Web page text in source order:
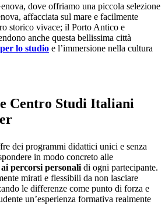
dove offriamo una piccola selezione
affacciata sul mare e facilmente
storico vivace; il Porto Antico e
anche questa bellissima città
lo studio e l’immersione nella cultura
Centro Studi Italiani
dei programmi didattici unici e senza
in modo concreto alle
percorsi personali di ogni partecipante.
mirati e flessibili da non lasciare
le differenze come punto di forza e
un’esperienza formativa realmente